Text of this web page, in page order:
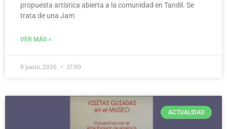
propuesta artística abierta a la comunidad en Tandil. Se
trata de una Jam
VER MÁS »
9 junio, 2026 17:00
ACTUALIDAD